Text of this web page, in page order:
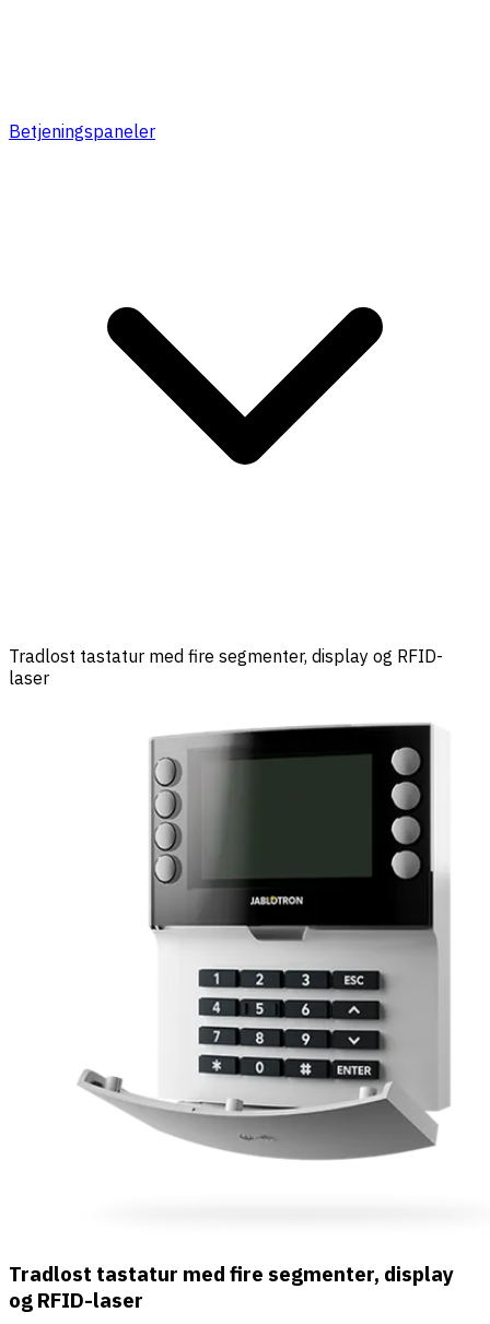
Betjeningspaneler
Tradlost tastatur med fire segmenter, display og RFID-
laser
Tradlost tastatur med fire segmenter, display
og RFID-laser